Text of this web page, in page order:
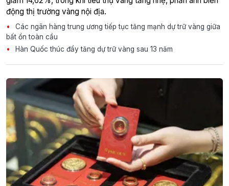
động thị trường vàng nội địa.
Các ngân hàng trung ương tiếp tục tăng mạnh dự trữ vàng giữa
bất ổn toàn cầu
Hàn Quốc thúc đẩy tăng dự trữ vàng sau 13 năm